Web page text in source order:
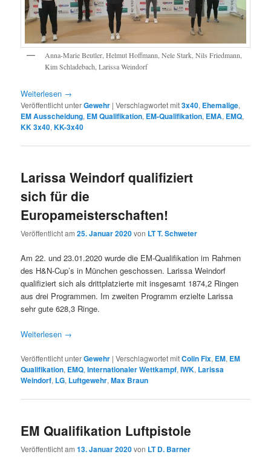
Anna-Marie Beutler, Helmut Hoffmann, Nele Stark, Nils Friedmann,
Kim Schladebach, Larissa Weindorf
Weiterlesen →
Veröffentlicht unterGewehr |Verschlagwortet mit3x40, Ehemalige,
EM Ausscheidung, EM Qualifikation, EM-Qualifikation, EMA, EMQ,
KK 3x40,KK-3x40
Larissa Weindorf qualifiziert
sich für die
Europameisterschaften!
Veröffentlicht am25. Januar 2020von LT T. Schweter
Am 22. und 23.01.2020 wurde die EM-Qualifikation im Rahmen
des H&N-Cup’s in München geschossen. Larissa Weindorf
qualifiziert sich als drittplatzierte mit insgesamt 1874,2 Ringen
aus drei Programmen. Im zweiten Programm erzielte Larissa
sehr gute 628,3 Ringe.
Weiterlesen →
Veröffentlicht unterGewehr |Verschlagwortet mitColin Fix, EM, EM
Qualifikation, EMQ,Internationaler Wettkampf,IWK, Larissa
Weindorf, LG, Luftgewehr,Max Braun
EM Qualifikation Luftpistole
Veröffentlicht am13. Januar 2020von LT D. Barner